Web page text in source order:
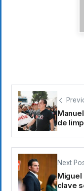
de
Next
Miguel
clave